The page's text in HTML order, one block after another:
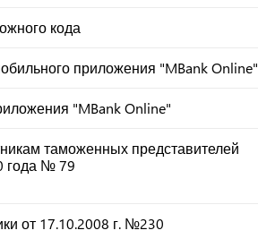
кода
приложения "MBank Online"
"MBank Online"
таможенных представителей
года № 79
от 17.10.2008 г. №230